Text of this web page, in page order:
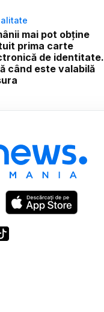
mai pot obține
prima carte
de identitate.
când este valabilă